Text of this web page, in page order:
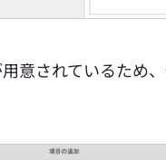
意されているため